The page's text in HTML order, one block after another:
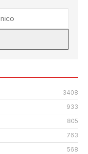
3408
933
805
763
568